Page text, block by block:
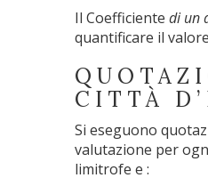
Il Coefficiente di un
quantificare il
CITTÀ
Si eseguono
valutazione per
limitrofe e :